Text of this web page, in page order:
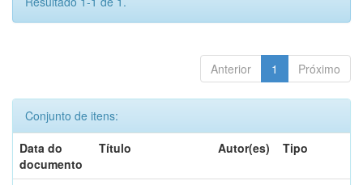
Anterior 1 Próximo
Conjunto de itens:
Data do
documento
Título Autor(es) Tipo